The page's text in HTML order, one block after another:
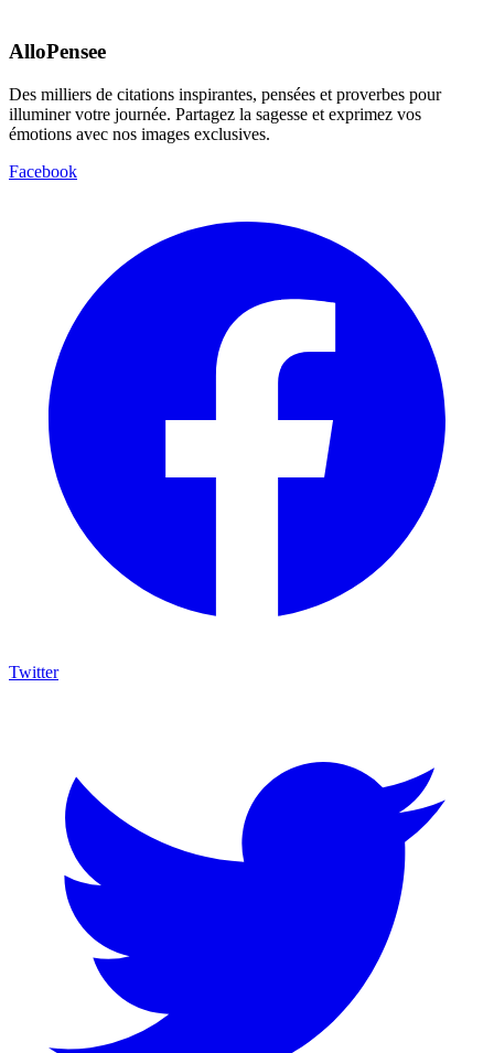
AlloPensee
Des milliers de citations inspirantes, pensées et proverbes pour
illuminer votre journée. Partagez la sagesse et exprimez vos
émotions avec nos images exclusives.
Facebook
Twitter